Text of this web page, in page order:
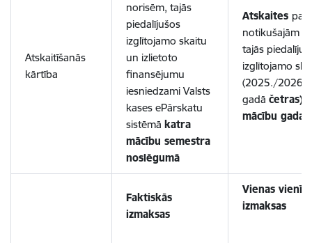
Atskaitīšanās
kārtība
norisēm, tajās
piedalījušos
izglītojamo skaitu
un izlietoto
finansējumu
iesniedzami Valsts
kases ePārskatu
sistēmā katra
mācību semestra
noslēgumā
Atskaites par
notikušajām
tajās
izglītojamo
(2025./2026.
gadā četras)
mācību gada
Faktiskās
izmaksas
Vienas
izmaksas